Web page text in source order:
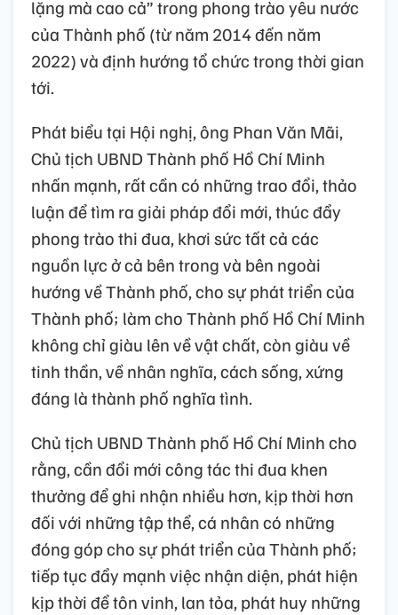
lặng mà cao cả” trong phong trào yêu nước
của Thành phố (từ năm 2014 đến năm
2022) và định hướng tổ chức trong thời gian
tới.
Phát biểu tại Hội nghị, ông Phan Văn Mãi,
Chủ tịch UBND Thành phố Hồ Chí Minh
nhấn mạnh, rất cần có những trao đổi, thảo
luận để tìm ra giải pháp đổi mới, thúc đẩy
phong trào thi đua, khơi sức tất cả các
nguồn lực ở cả bên trong và bên ngoài
hướng về Thành phố, cho sự phát triển của
Thành phố; làm cho Thành phố Hồ Chí Minh
không chỉ giàu lên về vật chất, còn giàu về
tinh thần, về nhân nghĩa, cách sống, xứng
đáng là thành phố nghĩa tình.
Chủ tịch UBND Thành phố Hồ Chí Minh cho
rằng, cần đổi mới công tác thi đua khen
thưởng để ghi nhận nhiều hơn, kịp thời hơn
đối với những tập thể, cá nhân có những
đóng góp cho sự phát triển của Thành phố;
tiếp tục đẩy mạnh việc nhận diện, phát hiện
kịp thời để tôn vinh, lan tỏa, phát huy những